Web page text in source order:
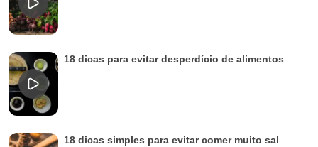
18 dicas para evitar desperdício de alimentos
18 dicas simples para evitar comer muito sal